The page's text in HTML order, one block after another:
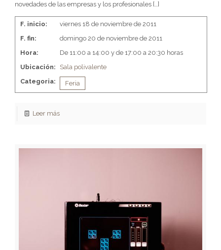
novedades de las empresas y los profesionales […]
F. inicio:
viernes 18 de noviembre de 2011
F. fin:
domingo 20 de noviembre de 2011
Hora:
De 11:00 a 14:00 y de 17:00 a 20:30 horas
Ubicación:
Sala polivalente
Categoria:
Feria
Leer más